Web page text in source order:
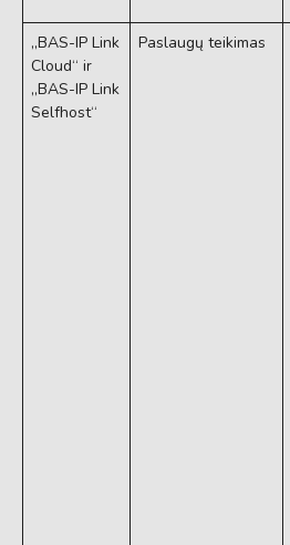
„BAS-IP Link
Cloud“ ir
„BAS-IP Link
Selfhost“
Paslaugų teikimas